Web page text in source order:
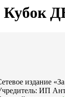
Кубок
издание
ИП